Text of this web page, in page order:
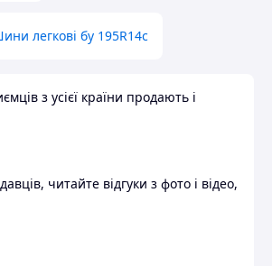
легкові бу 195R14c
з усієї країни продають і
читайте відгуки з фото і відео,